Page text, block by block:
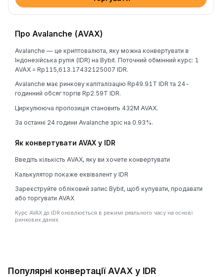
Про Avalanche (AVAX)
Avalanche — це криптовалюта, яку можна конвертувати в
Індонезійська рупія (IDR) на Bybit. Поточний обмінний курс: 1
AVAX = Rp115,613.17432125007 IDR.
Avalanche має ринкову капіталізацію Rp49.91T IDR та 24-
годинний обсяг торгів Rp2.59T IDR.
Циркулююча пропозиція становить 432M AVAX.
За останні 24 години Avalanche зріс на 0.93%.
Як конвертувати AVAX у IDR
Введіть кількість AVAX, яку ви хочете конвертувати
Калькулятор покаже еквівалент у IDR
Зареєструйте обліковий запис Bybit, щоб купувати, продавати
або торгувати AVAX
Курс AVAX до IDR оновлюється в режимі реального часу на основі
ринкових даних.
Популярні конвертації AVAX у IDR